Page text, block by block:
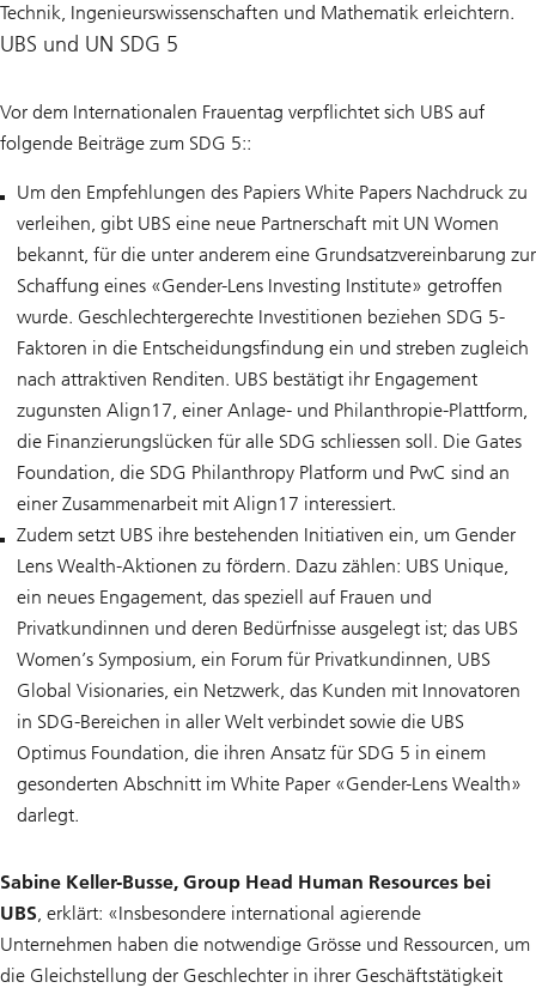
Technik, Ingenieurswissenschaften und Mathematik erleichtern.
UBS und UN SDG 5
Vor dem Internationalen Frauentag verpflichtet sich UBS auf
folgende Beiträge zum SDG 5::
Um den Empfehlungen des Papiers White Papers Nachdruck zu
verleihen, gibt UBS eine neue Partnerschaft mit UN Women
bekannt, für die unter anderem eine Grundsatzvereinbarung zur
Schaffung eines «Gender-Lens Investing Institute» getroffen
wurde. Geschlechtergerechte Investitionen beziehen SDG 5-
Faktoren in die Entscheidungsfindung ein und streben zugleich
nach attraktiven Renditen. UBS bestätigt ihr Engagement
zugunsten Align17, einer Anlage- und Philanthropie-Plattform,
die Finanzierungslücken für alle SDG schliessen soll. Die Gates
Foundation, die SDG Philanthropy Platform und PwC sind an
einer Zusammenarbeit mit Align17 interessiert.
Zudem setzt UBS ihre bestehenden Initiativen ein, um Gender
Lens Wealth-Aktionen zu fördern. Dazu zählen: UBS Unique,
ein neues Engagement, das speziell auf Frauen und
Privatkundinnen und deren Bedürfnisse ausgelegt ist; das UBS
Women’s Symposium, ein Forum für Privatkundinnen, UBS
Global Visionaries, ein Netzwerk, das Kunden mit Innovatoren
in SDG-Bereichen in aller Welt verbindet sowie die UBS
Optimus Foundation, die ihren Ansatz für SDG 5 in einem
gesonderten Abschnitt im White Paper «Gender-Lens Wealth»
darlegt.
Sabine Keller-Busse, Group Head Human Resources bei
UBS, erklärt: «Insbesondere international agierende
Unternehmen haben die notwendige Grösse und Ressourcen, um
die Gleichstellung der Geschlechter in ihrer Geschäftstätigkeit